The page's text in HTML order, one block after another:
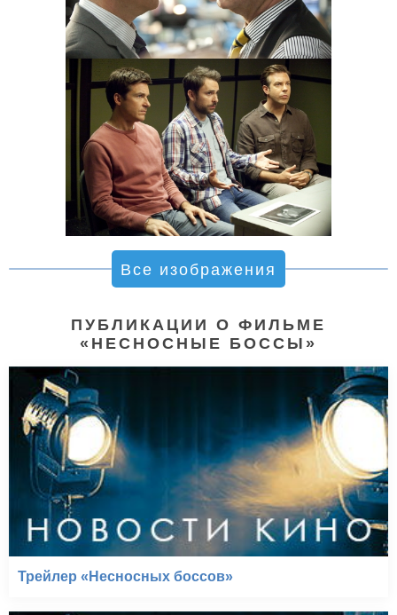
Все изображения
ПУБЛИКАЦИИ О ФИЛЬМЕ
«НЕСНОСНЫЕ БОССЫ»
Трейлер «Несносных боссов»